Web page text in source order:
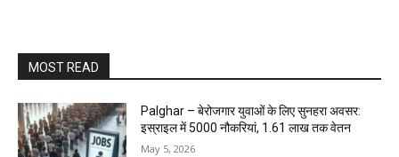
MOST READ
Palghar – बेरोजगार युवाओं के लिए सुनहरा अवसर:
इस्राइल में 5000 नौकरियां, ₹1.61 लाख तक वेतन
May 5, 2026